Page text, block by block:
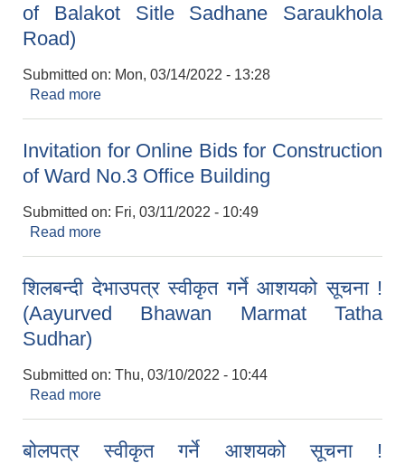
of Balakot Sitle Sadhane Saraukhola
Road)
Submitted on: Mon, 03/14/2022 - 13:28
Read more
Invitation for Online Bids for Construction
of Ward No.3 Office Building
Submitted on: Fri, 03/11/2022 - 10:49
Read more
शिलबन्दी देभाउपत्र स्वीकृत गर्ने आशयको सूचना !
(Aayurved Bhawan Marmat Tatha
Sudhar)
Submitted on: Thu, 03/10/2022 - 10:44
Read more
बोलपत्र स्वीकृत गर्ने आशयको सूचना !